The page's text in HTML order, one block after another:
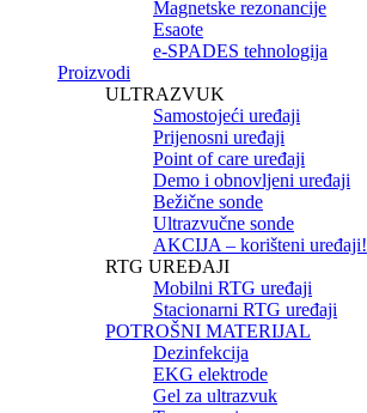
Magnetske rezonancije
Esaote
e-SPADES tehnologija
Proizvodi
ULTRAZVUK
Samostojeći uređaji
Prijenosni uređaji
Point of care uređaji
Demo i obnovljeni uređaji
Bežične sonde
Ultrazvučne sonde
AKCIJA – korišteni uređaji!
RTG UREĐAJI
Mobilni RTG uređaji
Stacionarni RTG uređaji
POTROŠNI MATERIJAL
Dezinfekcija
EKG elektrode
Gel za ultrazvuk